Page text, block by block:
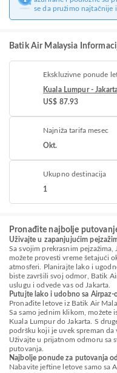
se da pružimo najtačnije
Batik Air Malaysia
Ekskluzivne ponude
Kuala Lumpur -
US$ 87.93
Najniža tarifa mesec
Okt.
Ukupno destinacija
1
Pronađite najbolje
Uživajte u zapanjujućim
Sa svojim prekrasnim
možete provesti vreme šetajući
atmosferi. Planirajte lako i
biste završili svoj odmor, Batik
uslugu i odvede vas od Jakarta.
Putujte lako i udobno sa Airpaz-
Pronađite letove iz Batik Air
Sa samo jednim klikom, možete
Kuala Lumpur do Jakarta. S
podršku koji je uvek spreman da
Uživajte u prijatnom odmoru sa
putovanja.
Najbolje ponude za putovanja
Nabavite jeftine letove samo sa